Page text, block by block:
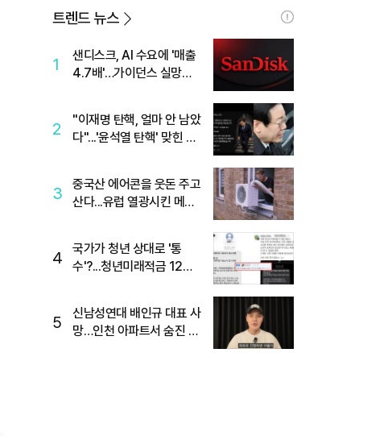
트렌드 뉴스
1
샌디스크, AI 수요에 '매출
4.7배'…가이던스 실망에
2
"이재명 탄핵, 얼마 안 남았
다"...'윤석열 탄핵' 맞힌 무
3
중국산 에어콘을 웃돈 주고
산다...유럽 열광시킨 메이
4
국가가 청년 상대로 '통
수'?...청년미래적금 12%
5
신남성연대 배인규 대표 사
망…인천 아파트서 숨진 채